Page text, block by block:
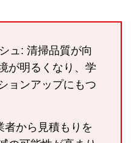
ュ: 清掃品質が向
が明るくなり、学
ョンアップにもつ
者から見積もりを